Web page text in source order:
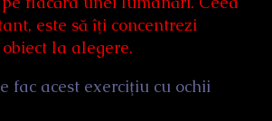
este să îţi concentrezi
la alegere.
fac acest exerciţiu cu ochii